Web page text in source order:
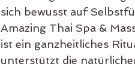
sich bewusst auf
Amazing Thai Spa &
ist ein ganzheitliches
unterstützt die